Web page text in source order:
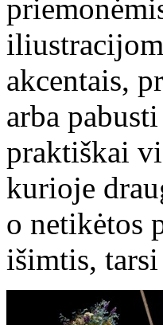
akcentais,
arba
praktiškai
kurioje
o netikėtos
išimtis,